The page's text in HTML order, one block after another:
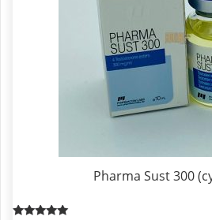
Pharma Sust 300